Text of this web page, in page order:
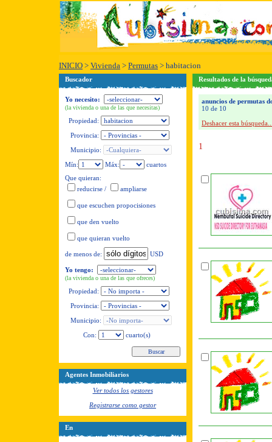
INICIO > Vivienda > Permutas > habitacion
Buscador
Yo necesito:
(la vivienda o una de las que necesitas)
Propiedad:
Provincia:
Municipio:
Mín:
Máx:
cuartos
Que quieran:
reducirse / ampliarse
que escuchen propocisiones
que den vuelto
que quieran vuelto
de menos de: USD
Yo tengo:
(la vivienda o una de las que ofreces)
Propiedad:
Provincia:
Municipio:
Con:
cuarto(s)
Agentes Inmobiliarios
Ver todos los gestores
Registrarse como gestor
En
Resultados de la
anuncios de permutas
10 de 10
Deshacer esta
1